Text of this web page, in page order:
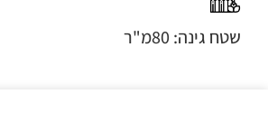
שטח גינה: 80מ"ר